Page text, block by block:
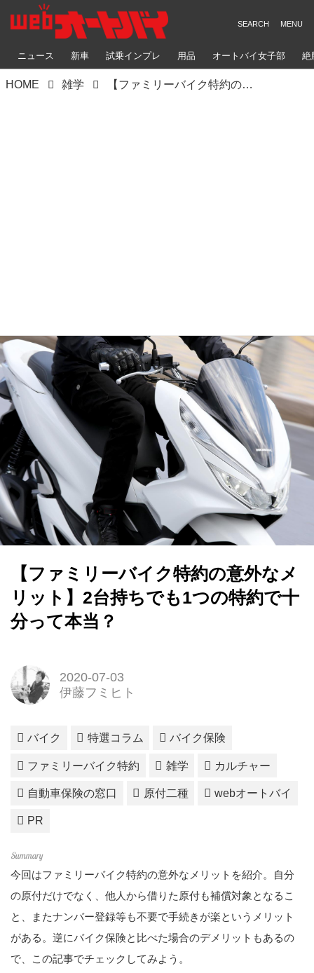
ニュース 新車 試乗インプレ 用品 オートバイ女子部 絶
HOME 雑学 【ファミリーバイク特約の意外なメリット】2台持ちでも1つの特約で十分って本当？
【ファミリーバイク特約の意外なメ
リット】2台持ちでも1つの特約で十
分って本当？
2020-07-03
伊藤フミヒト
バイク 特選コラム バイク保険
ファミリーバイク特約 雑学 カルチャー
自動車保険の窓口 原付二種 webオートバイ
PR
今回はファミリーバイク特約の意外なメリットを紹介。自分
の原付だけでなく、他人から借りた原付も補償対象となるこ
と、またナンバー登録等も不要で手続きが楽というメリット
がある。逆にバイク保険と比べた場合のデメリットもあるの
で、この記事でチェックしてみよう。